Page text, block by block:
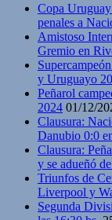
Copa
penales a
Amistoso
Gremio en
y Uruguayo
Peñarol
2024 01/12/
Clausura:
Danubio 0:0
Clausura:
y se adueñó
Triunfos de
Liverpool y
Segunda